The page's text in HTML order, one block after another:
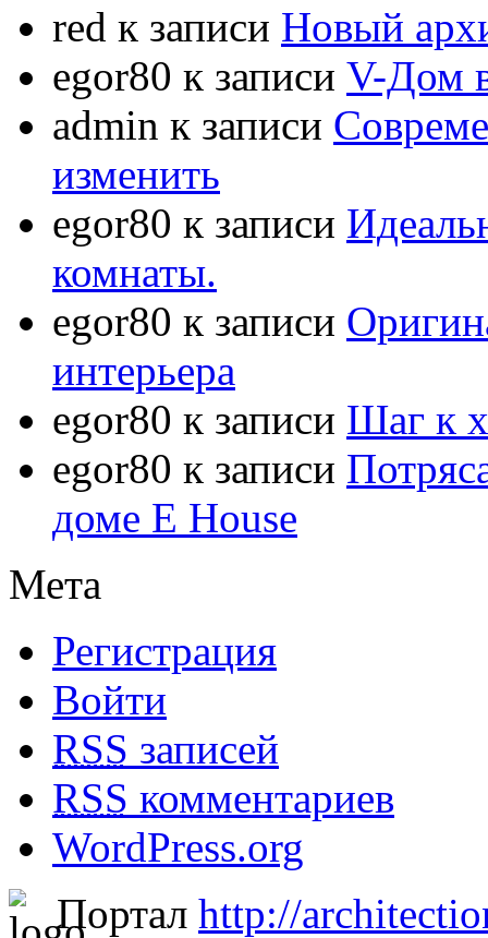
red к записи Новый
egor80 к записи V-Дом
admin к записи
изменить
egor80 к записи
комнаты.
egor80 к записи
интерьера
egor80 к записи Шаг к
egor80 к записи
доме E House
Мета
Регистрация
Войти
RSS записей
RSS комментариев
WordPress.org
Портал http://